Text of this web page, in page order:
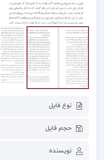
نوع فایل
حجم فایل
نویسنده